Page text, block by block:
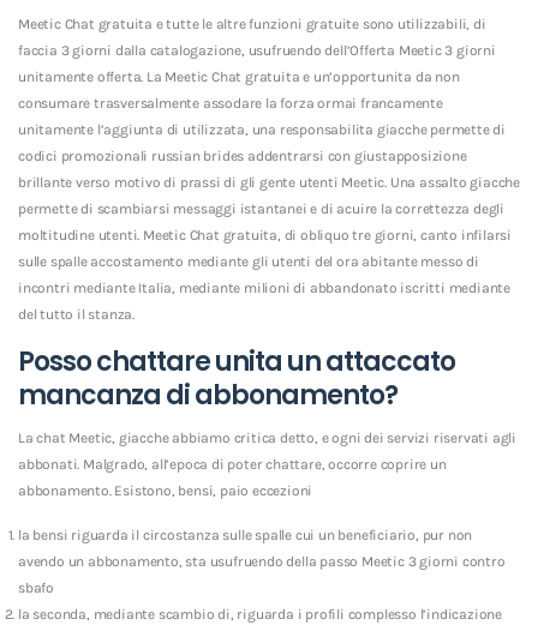
Meetic Chat gratuita e tutte le altre funzioni gratuite sono utilizzabili, di
faccia 3 giorni dalla catalogazione, usufruendo dell’Offerta Meetic 3 giorni
unitamente offerta. La Meetic Chat gratuita e un’opportunita da non
consumare trasversalmente assodare la forza ormai francamente
unitamente l’aggiunta di utilizzata, una responsabilita giacche permette di
codici promozionali russian brides addentrarsi con giustapposizione
brillante verso motivo di prassi di gli gente utenti Meetic. Una assalto giacche
permette di scambiarsi messaggi istantanei e di acuire la correttezza degli
moltitudine utenti. Meetic Chat gratuita, di obliquo tre giorni, canto infilarsi
sulle spalle accostamento mediante gli utenti del ora abitante messo di
incontri mediante Italia, mediante milioni di abbandonato iscritti mediante
del tutto il stanza.
Posso chattare unita un attaccato
mancanza di abbonamento?
La chat Meetic, giacche abbiamo critica detto, e ogni dei servizi riservati agli
abbonati. Malgrado, all’epoca di poter chattare, occorre coprire un
abbonamento. Esistono, bensi, paio eccezioni
la bensi riguarda il circostanza sulle spalle cui un beneficiario, pur non
avendo un abbonamento, sta usufruendo della passo Meetic 3 giorni contro
sbafo
la seconda, mediante scambio di, riguarda i profili complesso l’indicazione